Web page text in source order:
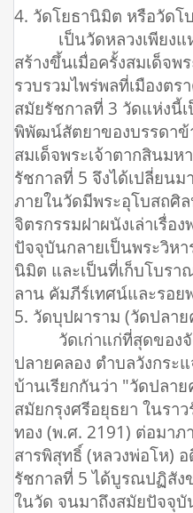
4. วัดโยธานิมิต หรือวัดโ
เป็นวัดหลวงเพียงแห่
สร้างขึ้นเมื่อครั้งสมเด็จพ
รวบรวมไพร่พลที่เมืองต
สมัยรัชกาลที่ 3 วัดแห่งนี้
พิพัฒน์สัตยาของบรรดาข้
สมเด็จพระเจ้าตากสินม
รัชกาลที่ 5 จึงได้เปลี่ยน
ภายในวัดมีพระอุโบสถศิ
จิตรกรรมฝาผนังเล่าเรื่อ
ปัจจุบันกลายเป็นพระวิหา
นิมิต และเป็นที่เก็บโบรา
ลาน คัมภีร์เทศน์และรอย
5. วัดบุปผาราม (วัดปลาย
วัดเก่าแก่ที่สุดของจั
ปลายคลอง ตำบลวังกระ
บ้านเรียกกันว่า "วัดปลา
สมัยกรุงศรีอยุธยา ในรา
ทอง (พ.ศ. 2191) ต่อมา
สารพิสุทธิ์ (หลวงพ่อโห)
รัชกาลที่ 5 ได้บูรณปฏิสัง
ในวัด จนมาถึงสมัยปัจจุบั